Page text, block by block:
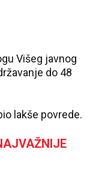
Višeg javnog
do 48
lakše povrede.